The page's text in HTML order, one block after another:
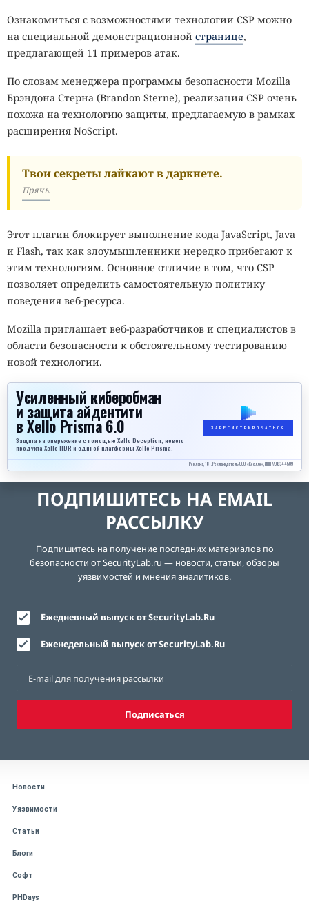
Ознакомиться с возможностями технологии CSP можно
на специальной демонстрационной странице,
предлагающей 11 примеров атак.
По словам менеджера программы безопасности Mozilla
Брэндона Стерна (Brandon Sterne), реализация CSP очень
похожа на технологию защиты, предлагаемую в рамках
расширения NoScript.
Твои секреты лайкают в даркнете.
Прячь.
Этот плагин блокирует выполнение кода JavaScript, Java
и Flash, так как злоумышленники нередко прибегают к
этим технологиям. Основное отличие в том, что CSP
позволяет определить самостоятельную политику
поведения веб-ресурса.
Mozilla приглашает веб-разработчиков и специалистов в
области безопасности к обстоятельному тестированию
новой технологии.
Усиленный киберобман
и защита айдентити
в Xello Prisma 6.0
Защита на опережение с помощью Xello Deception, нового
продукта Xello ITDR и единой платформы Xello Prisma.
ЗАРЕГИСТРИРОВАТЬСЯ
Реклама, 18+. Рекламодатель ООО «Кселло», ИНН 7708344509
ПОДПИШИТЕСЬ НА EMAIL
РАССЫЛКУ
Подпишитесь на получение последних материалов по
безопасности от SecurityLab.ru — новости, статьи, обзоры
уязвимостей и мнения аналитиков.
Ежедневный выпуск от SecurityLab.Ru
Еженедельный выпуск от SecurityLab.Ru
Подписаться
Новости
Уязвимости
Статьи
Блоги
Софт
PHDays